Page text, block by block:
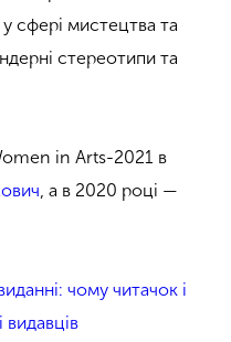
сфері мистецтва та
стереотипи та
in Arts-2021 в
, а в 2020 році —
чому читачок і
видавців